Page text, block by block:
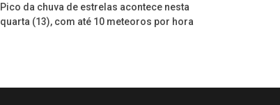
Pico da chuva de estrelas acontece nesta
quarta (13), com até 10 meteoros por hora